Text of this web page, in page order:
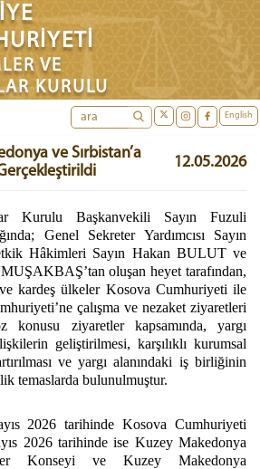
VE
KURULU
English
ve Sırbistan’a
12.05.2026
Kurulu Başkanvekili Sayın Fuzuli
Genel Sekreter Yardımcısı Sayın
Hâkimleri Sayın Hakan BULUT ve
oluşan heyet tarafından,
kardeş ülkeler Kosova Cumhuriyeti ile
çalışma ve nezaket ziyaretleri
konusu ziyaretler kapsamında, yargı
geliştirilmesi, karşılıklı kurumsal
ve yargı alanındaki iş birliğinin
temaslarda bulunulmuştur.
2026 tarihinde Kosova Cumhuriyeti
2026 tarihinde ise Kuzey Makedonya
Konseyi ve Kuzey Makedonya